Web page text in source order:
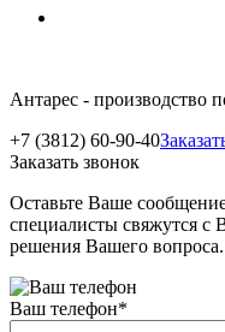
Антарес - производство
+7 (3812) 60-90-40
Заказать звонок
Оставьте Ваше
специалисты свяжутся с
решения Вашего вопроса.
Ваш телефон*